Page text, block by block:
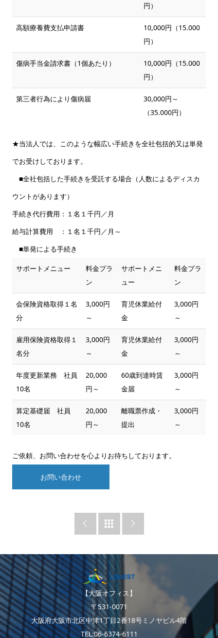
円）
高額療養費支払申請書
10,000円（15.000
円）
傷病手当金請求書（1個あたり）
10,000円（15.000
円）
第三者行為により傷病届
30,000円～
（35.000円）
★当法人では、このような幅広い手続きを全社包括的又は単発
でお受けしております。
■全社包括した手続きを受託する場合（人数によるディスカ
ウントがあります）
手続き代行費用：１名１千円／月
給与計算費用 ：１名１千円／月～
■単発による手続き
サポートメニュー
料金プラ
ン
サポートメニ
ュー
料金プラ
ン
会保険資格取得１名
分
3,000円
～
育児休業給付
金
3,000円
～
雇用保険資格取得１
名分
3,000円
～
育児休業給付
金
3,000円
～
年度更新業務 社員
10名
20,000
円～
60歳到達時賃
金届
3,000円
～
算定基礎届 社員
10名
20,000
円～
離職票作成・
提出
3,000円
～
ご依頼、お問い合わせを心よりお待ちしております。
お問い合わせ
  
【大阪オフィス】
〒531-0071
大阪府大阪市北区中津1丁目2番18号ミノヤビル4階
TEL:06-6374-6111